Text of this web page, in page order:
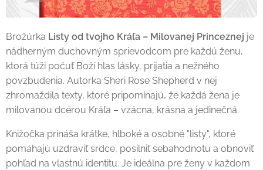
Brožúrka Listy od tvojho Kráľa – Milovanej Princeznej je
nádherným duchovným sprievodcom pre každú ženu,
ktorá túži počuť Boží hlas lásky, prijatia a nežného
povzbudenia. Autorka Sheri Rose Shepherd v nej
zhromaždila texty, ktoré pripomínajú, že každá žena je
milovanou dcérou Kráľa – vzácna, krásna a jedinečná.
Knižočka prináša krátke, hlboké a osobné "listy", ktoré
pomáhajú uzdraviť srdce, posilniť sebahodnotu a obnoviť
pohľad na vlastnú identitu. Je ideálna pre ženy v každom